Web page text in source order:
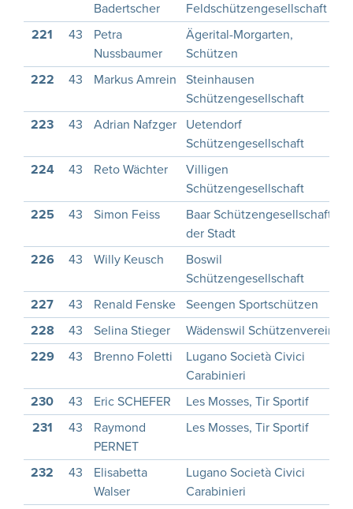
Badertscher
Feldschützengesellschaft
221 43
Petra
Nussbaumer
Ägerital-Morgarten,
Schützen
222 43 Markus Amrein
Steinhausen
Schützengesellschaft
223 43 Adrian Nafzger
Uetendorf
Schützengesellschaft
224 43 Reto Wächter
Villigen
Schützengesellschaft
225 43 Simon Feiss
Baar Schützengesellschaft
der Stadt
226 43 Willy Keusch
Boswil
Schützengesellschaft
227 43 Renald Fenske Seengen Sportschützen
228
43 Selina Stieger Wädenswil Schützenverein
229
43 Brenno Foletti
Lugano Società Civici
Carabinieri
230 43 Eric SCHEFER Les Mosses, Tir Sportif
231
43
Raymond
PERNET
Les Mosses, Tir Sportif
232 43
Elisabetta
Walser
Lugano Società Civici
Carabinieri